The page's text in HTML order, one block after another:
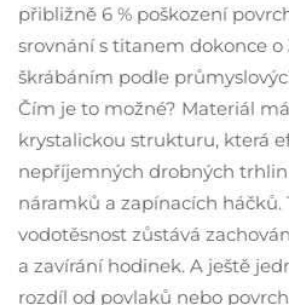
přibližně 6 % poškození
srovnání s titanem dokonce o
škrábáním podle
Čím je to možné? Materiál
krystalickou strukturu, která
nepříjemných drobných
náramků a zapínacích háčků.
vodotěsnost zůstává
a zavírání hodinek. A ještě
rozdíl od povlaků nebo